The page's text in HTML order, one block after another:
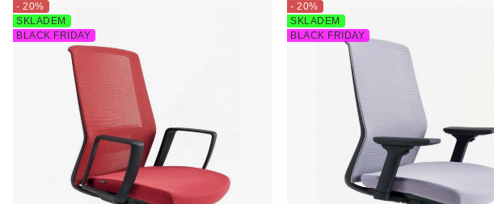
- 20%
SKLADEM
BLACK FRIDAY
- 20%
SKLADEM
BLACK FRIDAY